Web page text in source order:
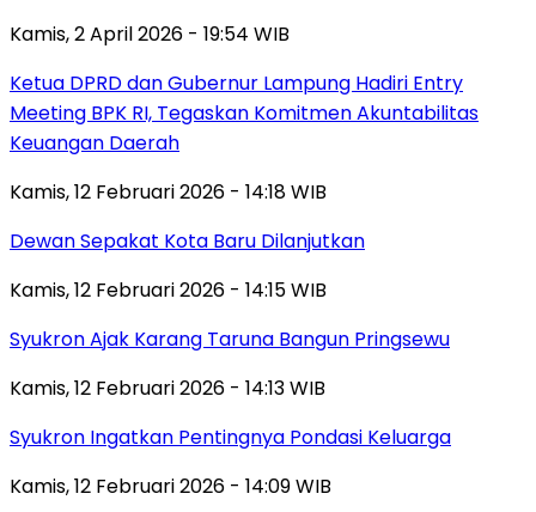
Kamis, 2 April 2026 - 19:54 WIB
Ketua DPRD dan Gubernur Lampung Hadiri Entry
Meeting BPK RI, Tegaskan Komitmen Akuntabilitas
Keuangan Daerah
Kamis, 12 Februari 2026 - 14:18 WIB
Dewan Sepakat Kota Baru Dilanjutkan
Kamis, 12 Februari 2026 - 14:15 WIB
Syukron Ajak Karang Taruna Bangun Pringsewu
Kamis, 12 Februari 2026 - 14:13 WIB
Syukron Ingatkan Pentingnya Pondasi Keluarga
Kamis, 12 Februari 2026 - 14:09 WIB